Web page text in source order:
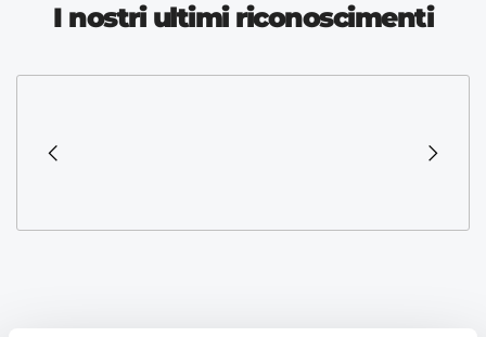
I nostri ultimi riconoscimenti